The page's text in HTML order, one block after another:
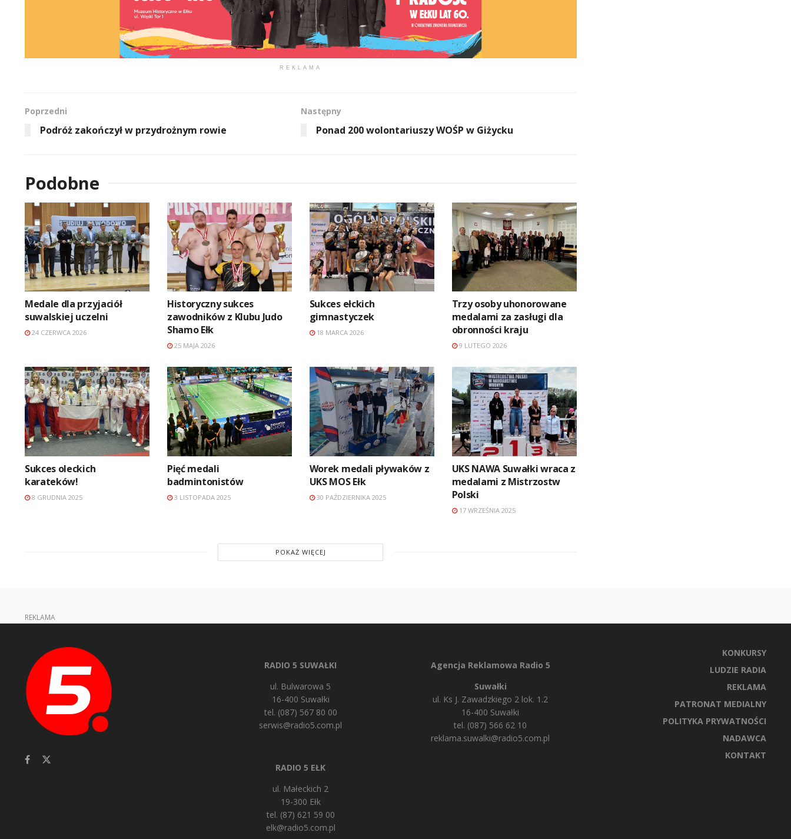
REKLAMA
Poprzedni
Podróż zakończył w przydrożnym rowie
Następny
Ponad 200 wolontariuszy WOŚP w Giżycku
Podobne
Medale dla przyjaciół
suwalskiej uczelni
24 CZERWCA 2026
Historyczny sukces
zawodników z Klubu Judo
Shamo Ełk
25 MAJA 2026
Sukces ełckich
gimnastyczek
18 MARCA 2026
Trzy osoby uhonorowane
medalami za zasługi dla
obronności kraju
9 LUTEGO 2026
Sukces oleckich
karateków!
8 GRUDNIA 2025
Pięć medali
badmintonistów
3 LISTOPADA 2025
Worek medali pływaków z
UKS MOS Ełk
30 PAŹDZIERNIKA 2025
UKS NAWA Suwałki wraca z
medalami z Mistrzostw
Polski
17 WRZEŚNIA 2025
POKAŻ WIĘCEJ
REKLAMA
RADIO 5 SUWAŁKI
ul. Bulwarowa 5
16-400 Suwałki
tel. (087) 567 80 00
serwis@radio5.com.pl
RADIO 5 EŁK
ul. Małeckich 2
19-300 Ełk
tel. (87) 621 59 00
elk@radio5.com.pl
Agencja Reklamowa Radio 5
Suwałki
ul. Ks J. Zawadzkiego 2 lok. 1.2
16-400 Suwałki
tel. (087) 566 62 10
reklama.suwalki@radio5.com.pl
KONKURSY
LUDZIE RADIA
REKLAMA
PATRONAT MEDIALNY
POLITYKA PRYWATNOŚCI
NADAWCA
KONTAKT